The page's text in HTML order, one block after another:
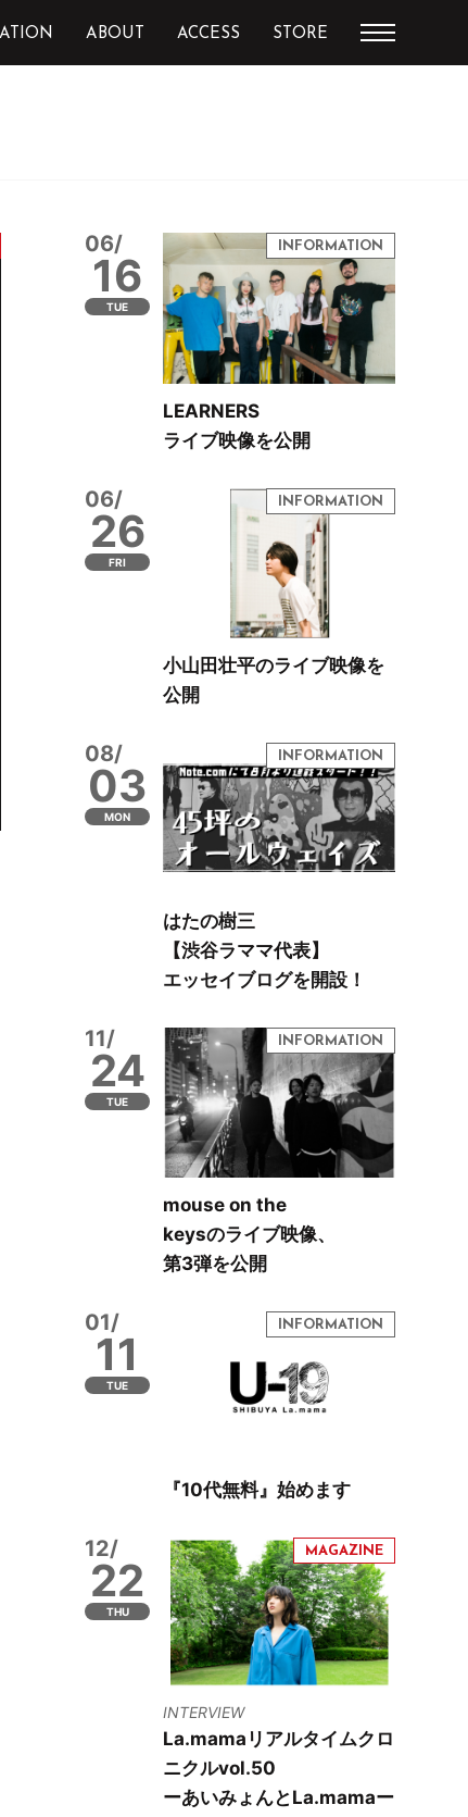
ABOUT ACCESS STORE
06/
16
TUE
LEARNERS
ライブ映像を公開
06/
26
FRI
小山田壮平のライブ映像を
公開
08/
03
MON
はたの樹三
【渋谷ラママ代表】
エッセイブログを開設！
11/
24
TUE
mouse on the
keysのライブ映像、
第3弾を公開
01/
11
TUE
『10代無料』始めます
12/
22
THU
INTERVIEW
La.mamaリアルタイムクロ
ニクルvol.50
ーあいみょんとLa.mamaー